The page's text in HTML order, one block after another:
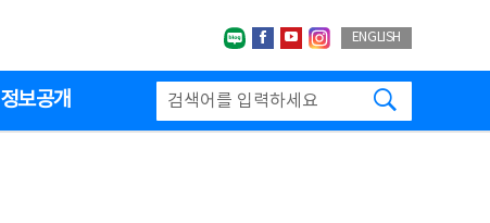
네이버블로그
페이스북
유투브인스타그랩
ENGLISH
정보공개